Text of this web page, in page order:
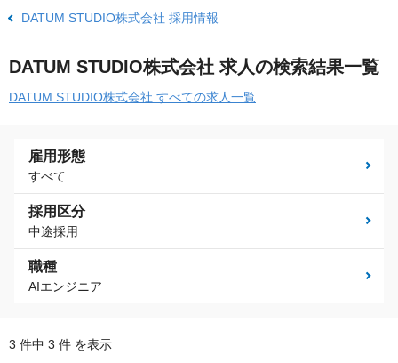
DATUM STUDIO株式会社 採用情報
DATUM STUDIO株式会社 求人の検索結果一覧
DATUM STUDIO株式会社 すべての求人一覧
雇用形態
すべて
採用区分
中途採用
職種
AIエンジニア
3 件中 3 件 を表示